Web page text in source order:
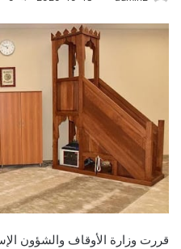
قررت وزارة الأوقاف والشؤون